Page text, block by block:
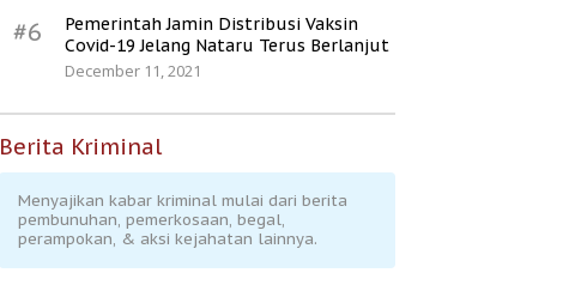
#6
Pemerintah Jamin Distribusi Vaksin
Covid-19 Jelang Nataru Terus Berlanjut
December 11, 2021
Berita Kriminal
Menyajikan kabar kriminal mulai dari berita
pembunuhan, pemerkosaan, begal,
perampokan, & aksi kejahatan lainnya.